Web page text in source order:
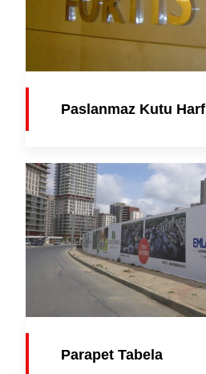
Paslanmaz Kutu Harf
Parapet Tabela